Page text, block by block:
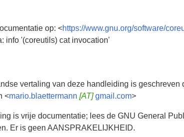
op: <https://www.gnu.org/software/
info '(coreutils) cat invocation'
vertaling van deze handleiding is geschreven
<mario.blaettermann[AT]gmail.com>
is vrije documentatie; lees de GNU General
Er is geen AANSPRAKELIJKHEID.